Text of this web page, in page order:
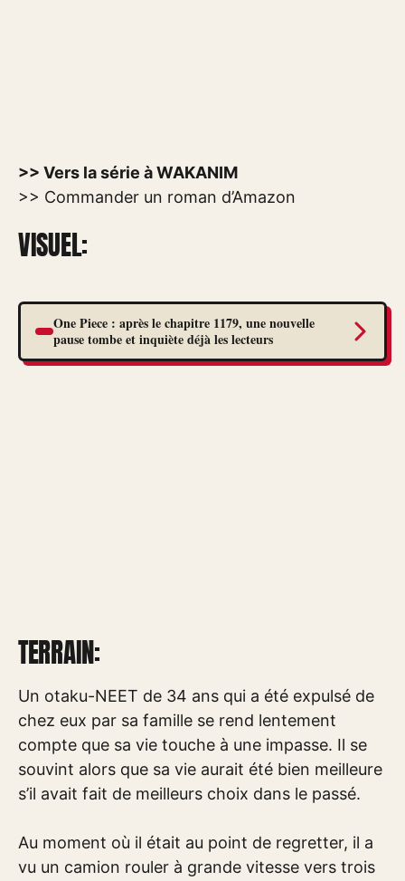
>> Vers la série à WAKANIM
>> Commander un roman d’Amazon
VISUEL:
One Piece : après le chapitre 1179, une nouvelle
pause tombe et inquiète déjà les lecteurs
TERRAIN:
Un otaku-NEET de 34 ans qui a été expulsé de
chez eux par sa famille se rend lentement
compte que sa vie touche à une impasse. Il se
souvint alors que sa vie aurait été bien meilleure
s’il avait fait de meilleurs choix dans le passé.
Au moment où il était au point de regretter, il a
vu un camion rouler à grande vitesse vers trois